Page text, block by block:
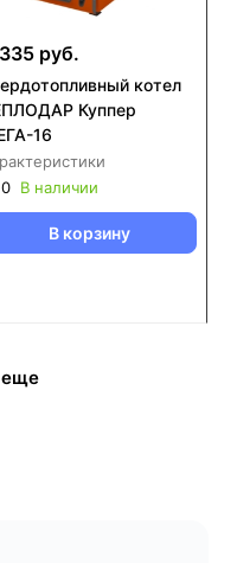
руб.
котел
Куппер
16
0 В наличии
В корзину
еще